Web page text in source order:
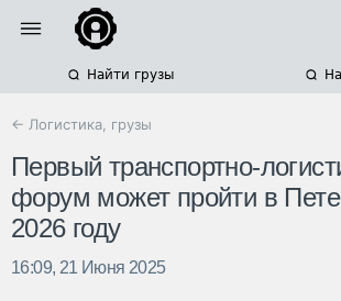
Найти грузы
← Логистика, грузы
Первый транспортно-
форум может пройти в
2026 году
16:09, 21 Июня 2025